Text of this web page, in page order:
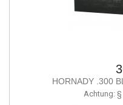
HORNADY .300
Achtung: §